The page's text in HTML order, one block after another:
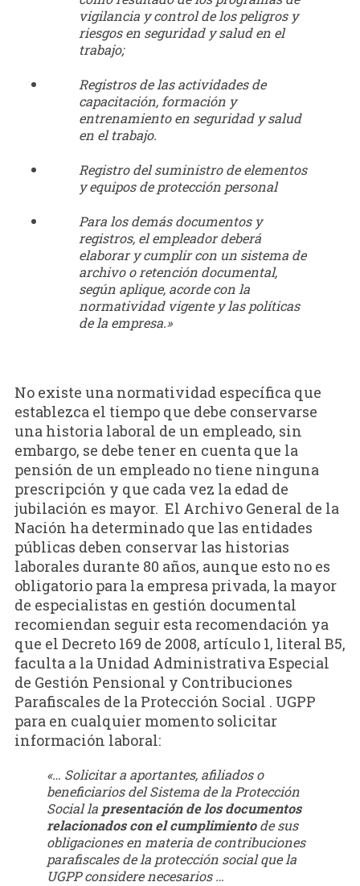
vigilancia y control de los peligros y
riesgos en seguridad y salud en el
trabajo;
Registros de las actividades de
capacitación, formación y
entrenamiento en seguridad y salud
en el trabajo.
Registro del suministro de elementos
y equipos de protección personal
Para los demás documentos y
registros, el empleador deberá
elaborar y cumplir con un sistema de
archivo o retención documental,
según aplique, acorde con la
normatividad vigente y las políticas
de la empresa.»
No existe una normatividad específica que
establezca el tiempo que debe conservarse
una historia laboral de un empleado, sin
embargo, se debe tener en cuenta que la
pensión de un empleado no tiene ninguna
prescripción y que cada vez la edad de
jubilación es mayor. El Archivo General de la
Nación ha determinado que las entidades
públicas deben conservar las historias
laborales durante 80 años, aunque esto no es
obligatorio para la empresa privada, la mayor
de especialistas en gestión documental
recomiendan seguir esta recomendación ya
que el Decreto 169 de 2008, artículo 1, literal B5,
faculta a la Unidad Administrativa Especial
de Gestión Pensional y Contribuciones
Parafiscales de la Protección Social . UGPP
para en cualquier momento solicitar
información laboral:
«… Solicitar a aportantes, afiliados o
beneficiarios del Sistema de la Protección
Social la presentación de los documentos
relacionados con el cumplimientode sus
obligaciones en materia de contribuciones
parafiscales de la protección social que la
UGPP considere necesarios …